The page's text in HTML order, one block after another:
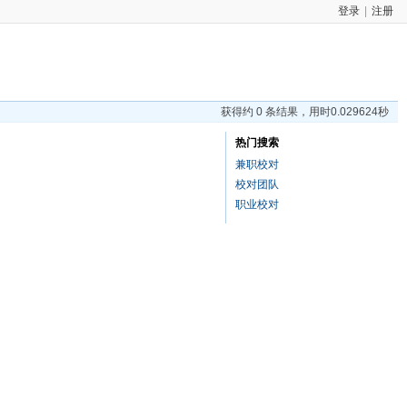
登录 注册
获得约 0 条结果，用时0.029624秒
热门搜索
兼职校对
校对团队
职业校对